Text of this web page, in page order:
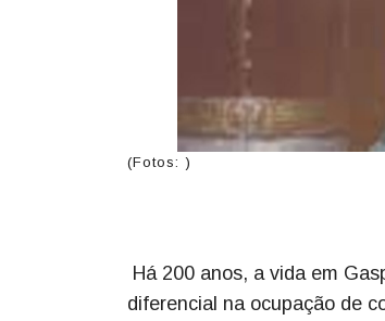
(Fotos: )
Há 200 anos, a vida em
diferencial na ocupação de